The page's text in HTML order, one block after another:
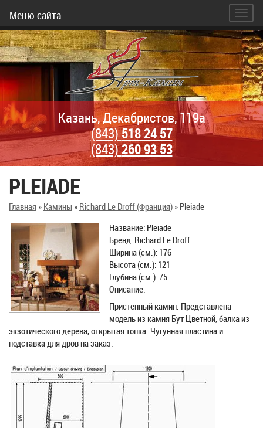
Меню сайта
Казань, Декабристов, 119а
(843)518 24 57
(843)260 93 53
PLEIADE
Главная» Камины» Richard Le Droff (Франция)» Pleiade
Название: Pleiade
Бренд: Richard Le Droff
Ширина (см.): 176
Высота (см.): 121
Глубина (см.): 75
Описание:
Пристенный камин. Представлена
модель из камня Бут Цветной, балка из
экзотического дерева, открытая топка. Чугунная пластина и
подставка для дров на заказ.